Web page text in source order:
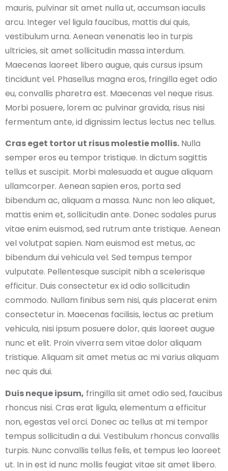
mauris, pulvinar sit amet nulla ut, accumsan iaculis
arcu. Integer vel ligula faucibus, mattis dui quis,
vestibulum urna. Aenean venenatis leo in turpis
ultricies, sit amet sollicitudin massa interdum.
Maecenas laoreet libero augue, quis cursus ipsum
tincidunt vel. Phasellus magna eros, fringilla eget odio
eu, convallis pharetra est. Maecenas vel neque risus.
Morbi posuere, lorem ac pulvinar gravida, risus nisi
fermentum ante, id dignissim lectus lectus nec tellus.
Cras eget tortor ut risus molestie mollis. Nulla
semper eros eu tempor tristique. In dictum sagittis
tellus et suscipit. Morbi malesuada et augue aliquam
ullamcorper. Aenean sapien eros, porta sed
bibendum ac, aliquam a massa. Nunc non leo aliquet,
mattis enim et, sollicitudin ante. Donec sodales purus
vitae enim euismod, sed rutrum ante tristique. Aenean
vel volutpat sapien. Nam euismod est metus, ac
bibendum dui vehicula vel. Sed tempus tempor
vulputate. Pellentesque suscipit nibh a scelerisque
efficitur. Duis consectetur ex id odio sollicitudin
commodo. Nullam finibus sem nisi, quis placerat enim
consectetur in. Maecenas facilisis, lectus ac pretium
vehicula, nisi ipsum posuere dolor, quis laoreet augue
nunc et elit. Proin viverra sem vitae dolor aliquam
tristique. Aliquam sit amet metus ac mi varius aliquam
nec quis dui.
Duis neque ipsum, fringilla sit amet odio sed, faucibus
rhoncus nisi. Cras erat ligula, elementum a efficitur
non, egestas vel orci. Donec ac tellus at mi tempor
tempus sollicitudin a dui. Vestibulum rhoncus convallis
turpis. Nunc convallis tellus felis, et tempus leo laoreet
ut. In in est id nunc mollis feugiat vitae sit amet libero.